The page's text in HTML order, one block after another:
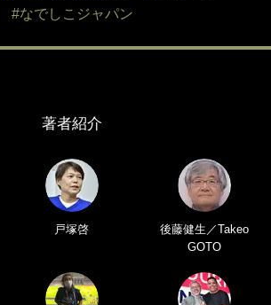
#なでしこジャパン
著者紹介
戸塚啓
後藤健生／Takeo
GOTO